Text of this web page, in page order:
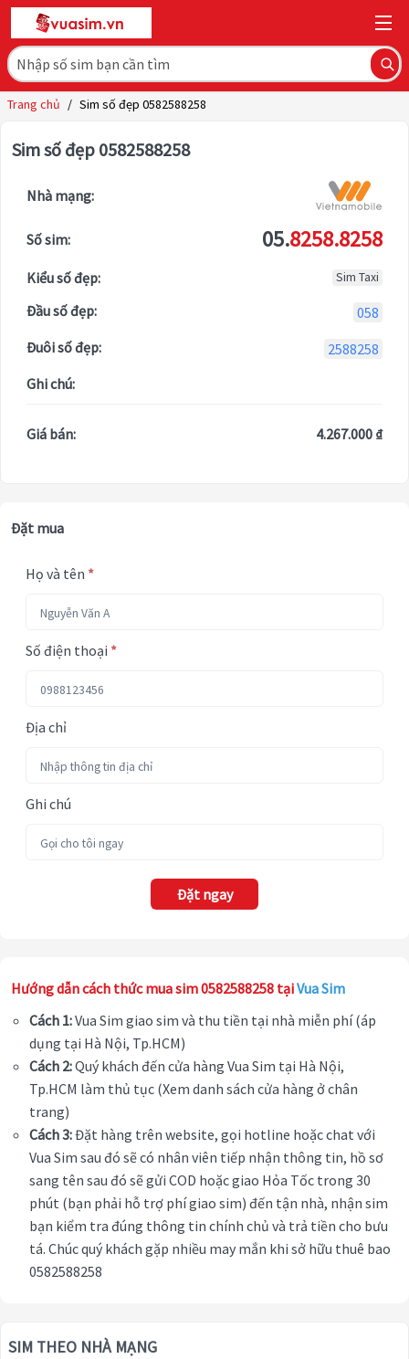
Trang chủ / Sim số đẹp 0582588258
Sim số đẹp 0582588258
Nhà mạng:
Số sim: 05.8258.8258
Kiểu số đẹp: Sim Taxi
Đầu số đẹp:
058
Đuôi số đẹp:
2588258
Ghi chú:
Giá bán: 4.267.000 ₫
Đặt mua
Họ và tên *
Số điện thoại *
Địa chỉ
Ghi chú
Đặt ngay
Hướng dẫn cách thức mua sim 0582588258 tạiVua Sim
Cách 1:Vua Sim giao sim và thu tiền tại nhà miễn phí (áp
dụng tại Hà Nội, Tp.HCM)
Cách 2:Quý khách đến cửa hàng Vua Sim tại Hà Nội,
Tp.HCM làm thủ tục (Xem danh sách cửa hàng ở chân
trang)
Cách 3:Đặt hàng trên website, gọi hotline hoặc chat với
Vua Sim sau đó sẽ có nhân viên tiếp nhận thông tin, hồ sơ
sang tên sau đó sẽ gửi COD hoặc giao Hỏa Tốc trong 30
phút (bạn phải hỗ trợ phí giao sim) đến tận nhà, nhận sim
bạn kiểm tra đúng thông tin chính chủ và trả tiền cho bưu
tá. Chúc quý khách gặp nhiều may mắn khi sở hữu thuê bao
0582588258
SIM THEO NHÀ MẠNG